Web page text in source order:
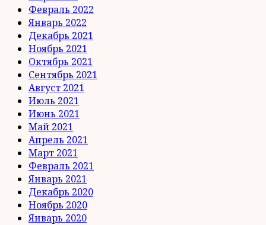
Февраль 2022
Январь 2022
Декабрь 2021
Ноябрь 2021
Октябрь 2021
Сентябрь 2021
Август 2021
Июль 2021
Июнь 2021
Май 2021
Апрель 2021
Март 2021
Февраль 2021
Январь 2021
Декабрь 2020
Ноябрь 2020
Январь 2020